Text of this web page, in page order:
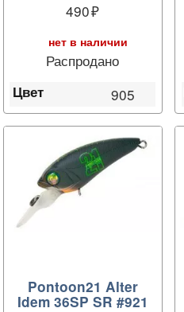
490
нет в наличии
Распродано
Цвет 905
Pontoon21 Alter
Idem 36SP SR #921